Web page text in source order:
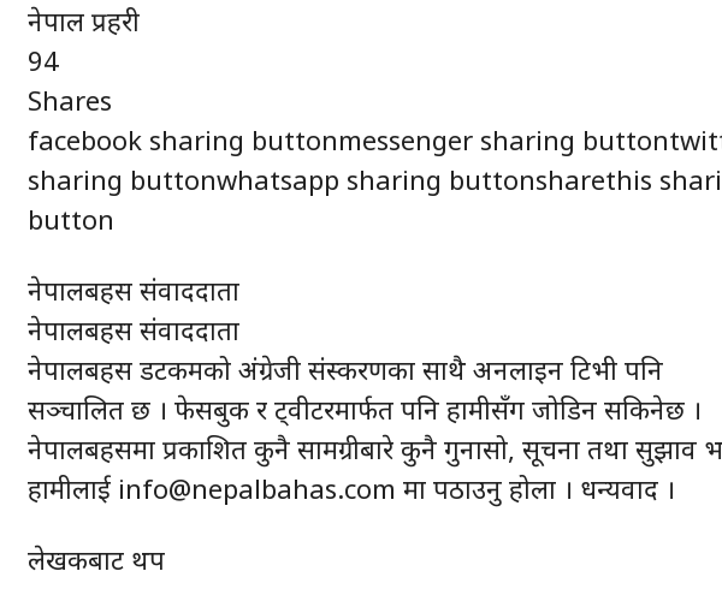
नेपाल प्रहरी
94
Shares
facebook sharing buttonmessenger sharing
sharing buttonwhatsapp sharing buttonsharethis
button
नेपालबहस संवाददाता
नेपालबहस संवाददाता
नेपालबहस डटकमको अंग्रेजी संस्करणका साथै अनलाइन टिभी पनि
सञ्चालित छ । फेसबुक र ट्वीटरमार्फत पनि हामीसँग जोडिन सकिनेछ ।
नेपालबहसमा प्रकाशित कुनै सामग्रीबारे कुनै गुनासो, सूचना तथा सुझाव
हामीलाई info@nepalbahas.com मा पठाउनु होला । धन्यवाद ।
लेखकबाट थप